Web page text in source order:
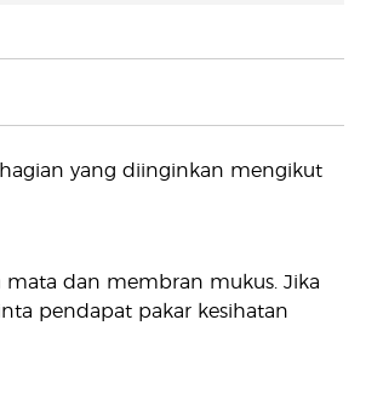
yang diinginkan mengikut
mata dan membran mukus. Jika
pendapat pakar kesihatan